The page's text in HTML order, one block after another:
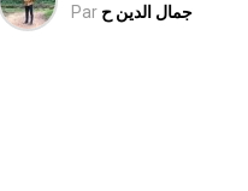
Par جمال الدين ح